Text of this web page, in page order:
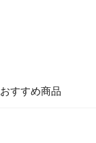
おすすめ商品